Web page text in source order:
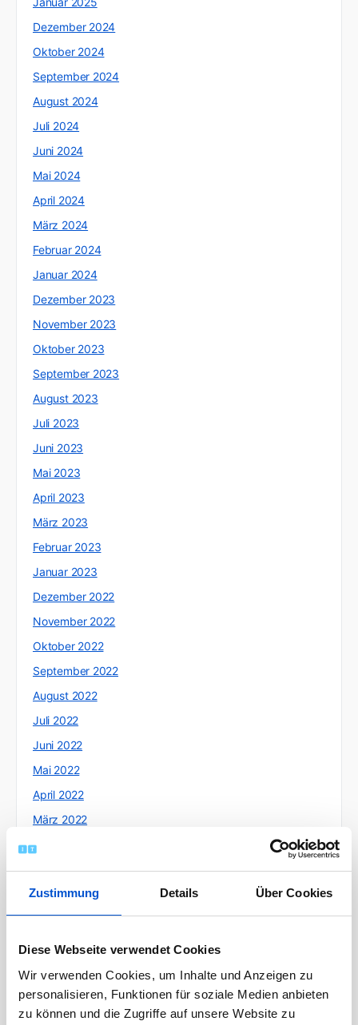
Zustimmung Details Über Cookies
Diese Webseite verwendet Cookies
Wir verwenden Cookies, um Inhalte und Anzeigen zu
personalisieren, Funktionen für soziale Medien anbieten
zu können und die Zugriffe auf unsere Website zu
Dezember 2024
Oktober 2024
September 2024
August 2024
Juli 2024
Juni 2024
Mai 2024
April 2024
März 2024
Februar 2024
Januar 2024
Dezember 2023
November 2023
Oktober 2023
September 2023
August 2023
Juli 2023
Juni 2023
Mai 2023
April 2023
März 2023
Februar 2023
Januar 2023
Dezember 2022
November 2022
Oktober 2022
September 2022
August 2022
Juli 2022
Juni 2022
Mai 2022
April 2022
März 2022
Februar 2022
Januar 2022
Dezember 2021
November 2021
Oktober 2021
September 2021
August 2021
Juli 2021